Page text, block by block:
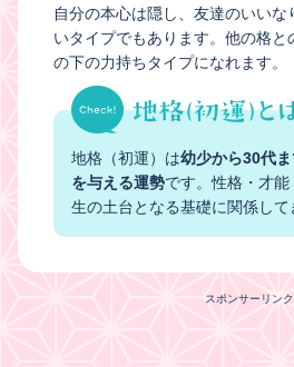
自分の本心は隠し、友達のいいな
いタイプでもあります。他の格
の下の力持ちタイプになれます。
地格（初運）は幼少から30代
を与える運勢です。性格・才
生の土台となる基礎に関係して
スポンサーリンク